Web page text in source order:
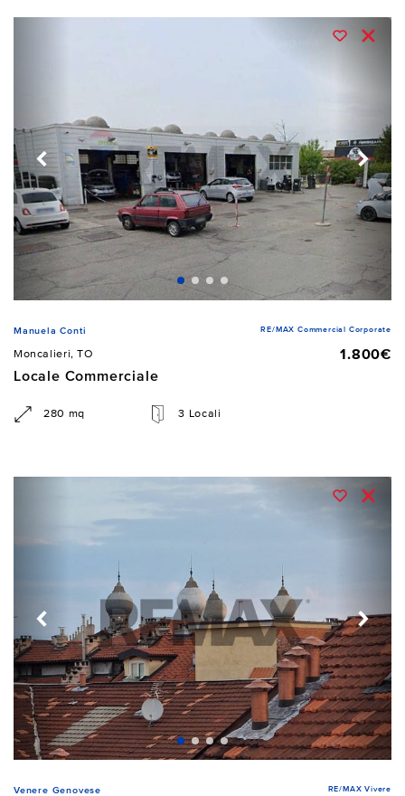
Manuela Conti RE/MAX Commercial Corporate
Moncalieri, TO
1.800€
Locale Commerciale
280 mq 3 Locali
Venere Genovese RE/MAX Vivere